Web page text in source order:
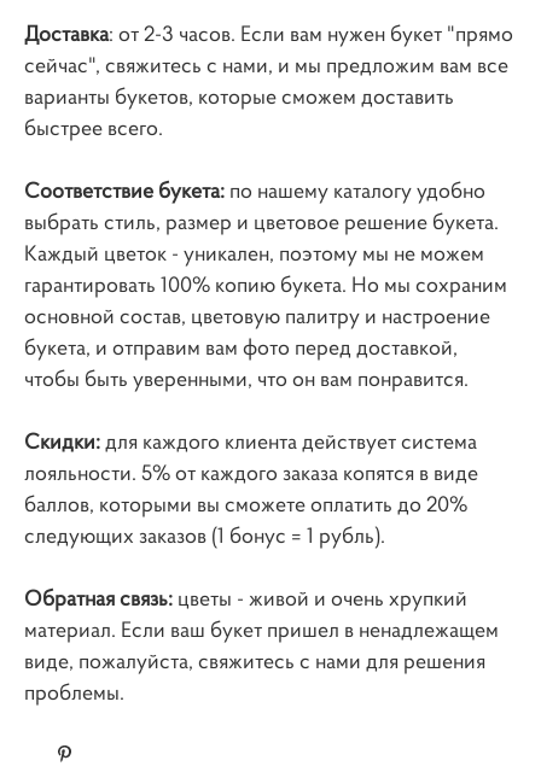
Доставка: от 2-3 часов. Если вам нужен букет "прямо
сейчас", свяжитесь с нами, и мы предложим вам все
варианты букетов, которые сможем доставить
быстрее всего.
Соответствие букета: по нашему каталогу удобно
выбрать стиль, размер и цветовое решение букета.
Каждый цветок - уникален, поэтому мы не можем
гарантировать 100% копию букета. Но мы сохраним
основной состав, цветовую палитру и настроение
букета, и отправим вам фото перед доставкой,
чтобы быть уверенными, что он вам понравится.
Скидки:для каждого клиента действует система
лояльности. 5% от каждого заказа копятся в виде
баллов, которыми вы сможете оплатить до 20%
следующих заказов (1 бонус = 1 рубль).
Обратная связь: цветы - живой и очень хрупкий
материал. Если ваш букет пришел в ненадлежащем
виде, пожалуйста, свяжитесь с нами для решения
проблемы.